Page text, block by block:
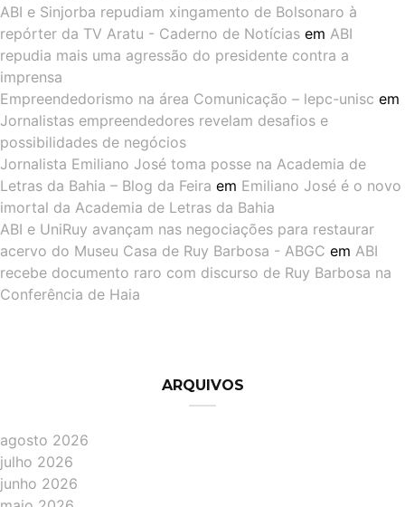
ABI e Sinjorba repudiam xingamento de Bolsonaro à
repórter da TV Aratu - Caderno de Notícias em ABI
repudia mais uma agressão do presidente contra a
imprensa
Empreendedorismo na área Comunicação – lepc-unisc em
Jornalistas empreendedores revelam desafios e
possibilidades de negócios
Jornalista Emiliano José toma posse na Academia de
Letras da Bahia – Blog da Feira em Emiliano José é o novo
imortal da Academia de Letras da Bahia
ABI e UniRuy avançam nas negociações para restaurar
acervo do Museu Casa de Ruy Barbosa - ABGC em ABI
recebe documento raro com discurso de Ruy Barbosa na
Conferência de Haia
ARQUIVOS
agosto 2026
julho 2026
junho 2026